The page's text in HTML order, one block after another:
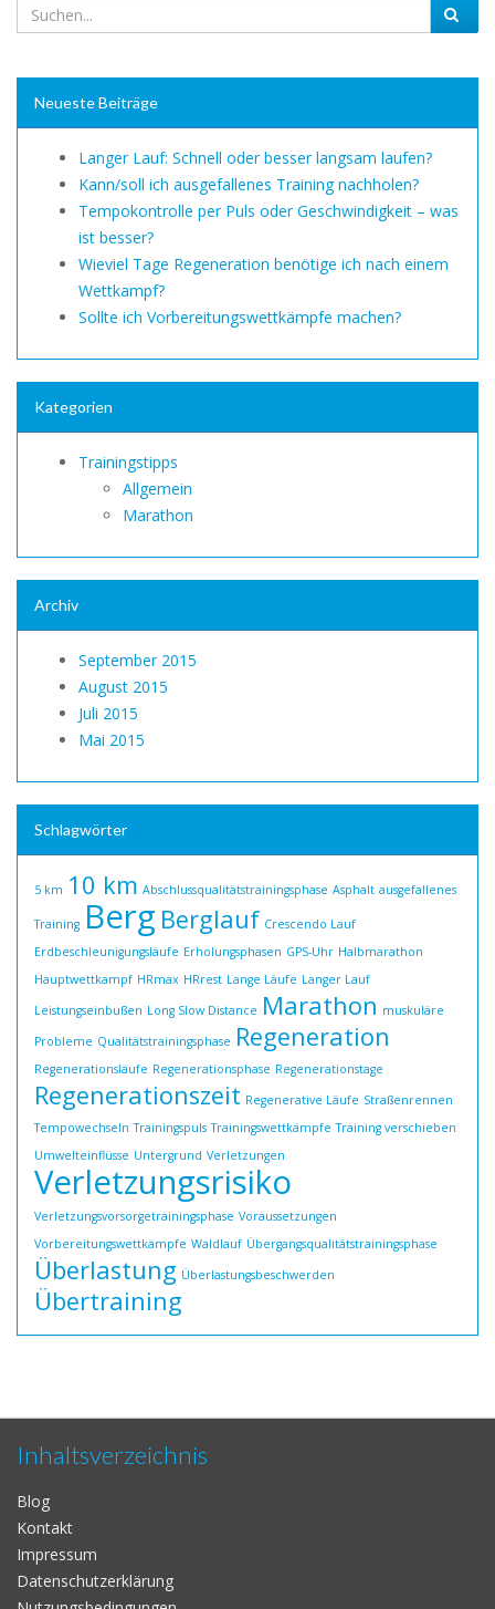
Neueste Beiträge
Langer Lauf: Schnell oder besser langsam laufen?
Kann/soll ich ausgefallenes Training nachholen?
Tempokontrolle per Puls oder Geschwindigkeit – was
ist besser?
Wieviel Tage Regeneration benötige ich nach einem
Wettkampf?
Sollte ich Vorbereitungswettkämpfe machen?
Kategorien
Trainingstipps
Allgemein
Marathon
Archiv
September 2015
August 2015
Juli 2015
Mai 2015
Schlagwörter
5 km 10 km Abschlussqualitätstrainingsphase Asphalt ausgefallenes
Training Berg Berglauf Crescendo Lauf
Erdbeschleunigungsläufe Erholungsphasen GPS-Uhr Halbmarathon
Hauptwettkampf HRmax HRrest Lange Läufe Langer Lauf
Leistungseinbußen Long Slow Distance Marathon muskuläre
Probleme Qualitätstrainingsphase Regeneration
Regenerationsläufe Regenerationsphase Regenerationstage
Regenerationszeit Regenerative Läufe Straßenrennen
Tempowechseln Trainingspuls Trainingswettkämpfe Training verschieben
Umwelteinflüsse Untergrund Verletzungen
Verletzungsrisiko
Verletzungsvorsorgetrainingsphase Voraussetzungen
Vorbereitungswettkämpfe Waldlauf Übergangsqualitätstrainingsphase
Überlastung Überlastungsbeschwerden
Übertraining
Inhaltsverzeichnis
Blog
Kontakt
Impressum
Datenschutzerklärung